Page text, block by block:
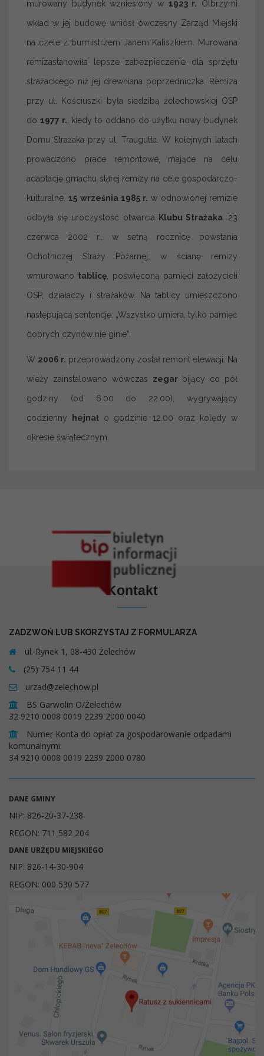
murowany budynek wzniesiony w 1923 r. Olbrzymi
wkład w jej budowę wniósł ówczesny Zarząd Miejski
na czele z burmistrzem Janem Kaliszkiem. Murowana
remizastanowiła lepsze zabezpieczenie dla sprzętu
strażackiego niż jej drewniana poprzedniczka. Remiza
przy ul. Kościuszki była siedzibą żelechowskiej OSP
do 1977 r. kiedy to oddano do użytku nowy budynek
Domu Strażaka przy ul. Traugutta. W kolejnych latach
prowadzono prace remontowe, mające na celu
adaptację gmachu starej remizy na cele gospodarczo-
kulturalne.15 września 1985 r. w odnowionej remizie
odbyła się uroczystość otwarcia Klubu Strażaka. 23
czerwca 2002 r., w setną rocznicę powstania
Ochotniczej Straży Pożarnej, w ścianę remizy
wmurowano tablicę , poświęconą pamięci założycieli
OSP, działaczy i strażaków. Na tablicy umieszczono
następującą sentencję: „Wszystko umiera, tylko pamięć
dobrych czynów nie ginie”.
W 2006 r. przeprowadzony został remont elewacji. Na
wieży zainstalowano wówczas zegarbijący co pół
godziny (od 6.00 do 22.00), wygrywający
codzienny hejnał o godzinie 12.00 oraz kolędy w
okresie świątecznym.
Kontakt
ZADZWOŃ LUB SKORZYSTAJ Z FORMULARZA
ul. Rynek 1, 08-430 Żelechów
(25) 754 11 44
urzad@zelechow.pl
BS Garwolin O/Żelechów
32 9210 0008 0019 2239 2000 0040
Numer Konta do opłat za gospodarowanie odpadami
komunalnymi:
34 9210 0008 0019 2239 2000 0780
DANE GMINY
NIP: 826-20-37-238
REGON: 711 582 204
DANE URZĘDU MIEJSKIEGO
NIP: 826-14-30-904
REGON: 000 530 577